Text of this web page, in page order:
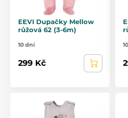
EEVI Dupačky Mellow
růžová 62 (3-6m)
10 dní
299 Kč